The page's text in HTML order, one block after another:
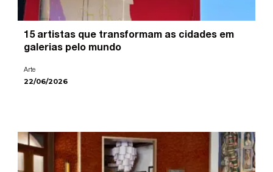
15 artistas que transformam as cidades em
galerias pelo mundo
Arte
22/06/2026